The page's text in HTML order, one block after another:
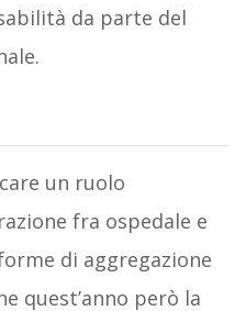
da parte del
un ruolo
fra ospedale e
di aggregazione
quest’anno però la